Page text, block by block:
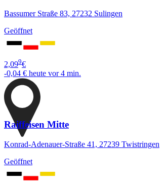
Bassumer Straße 83, 27232 Sulingen
Geöffnet
2,099€
-0,04 € heute vor 4 min.
Raiffeisen Mitte
Konrad-Adenauer-Straße 41, 27239 Twistringen
Geöffnet